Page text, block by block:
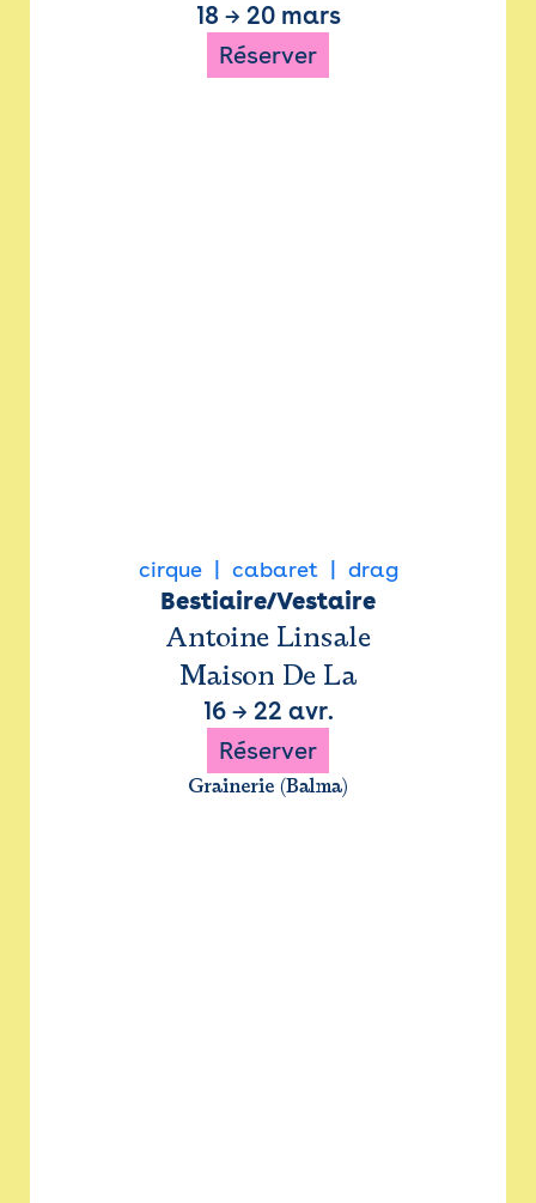
18 → 20 mars
Réserver
cirque cabaret drag
Bestiaire/Vestaire
Antoine Linsale
Maison De La
16→ 22 avr.
Réserver
Grainerie (Balma)